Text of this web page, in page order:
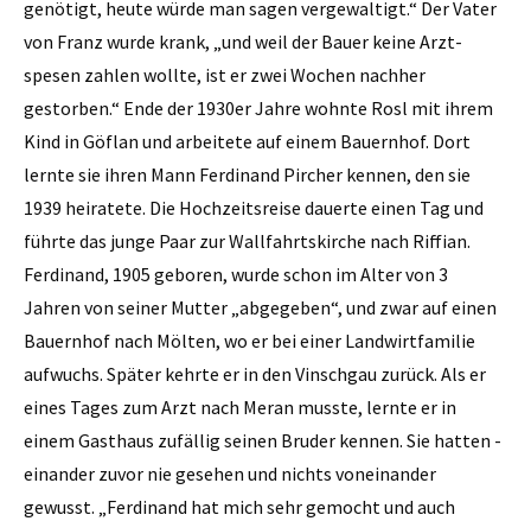
genötigt, heute würde man ­sagen vergewaltigt.“ Der Vater
von Franz wurde krank, „und weil der Bauer keine Arzt­
spesen zahlen wollte, ist er zwei ­Wochen nachher
gestorben.“ Ende der 1930er Jahre wohnte Rosl mit ihrem
Kind in ­Göflan und arbeitete auf einem Bauern­hof. Dort
lernte sie ­ihren Mann Ferdinand Pircher kennen, den sie
1939 ­heiratete. Die Hochzeitsreise dauerte ­einen Tag und
führte das junge Paar zur Wallfahrtskirche nach ­Riffian.
Ferdinand, 1905 geboren, ­wurde schon im Alter von 3
Jahren von seiner Mutter „abgegeben“, und zwar auf einen
Bauernhof nach Mölten, wo er bei einer Landwirtfamilie
aufwuchs. Später kehrte er in den Vinschgau zurück. Als er
eines Tages zum Arzt nach ­Meran musste, lernte er in
einem Gasthaus zufällig seinen ­Bruder kennen. Sie hatten ­
einander zuvor nie gesehen und nichts voneinander
gewusst. „Ferdinand hat mich sehr gemocht und auch